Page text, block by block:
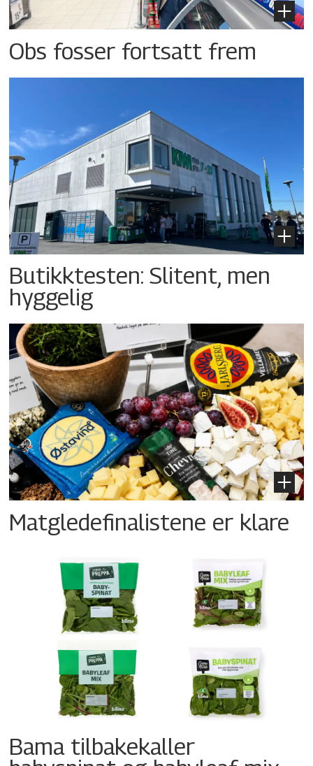
Obs fosser fortsatt frem
Butikktesten: Slitent, men
hyggelig
Matgledefinalistene er klare
Bama tilbakekaller